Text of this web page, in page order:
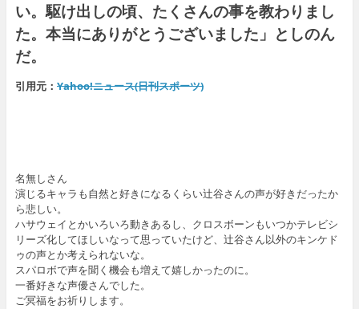
い。駆け出しの頃、たくさんの事を教わりまし
た。本当にありがとうございました」としのん
だ。
引用元： Yahoo!ニュース(日刊スポーツ)
名無しさん
演じるキャラも自然と好きになるくらい辻谷さんの声が好きだったか
ら悲しい。
ハサウェイとかいろいろ動きあるし、クロスボーンもいつかテレビシ
リーズ化してほしいなって思っていたけど、辻谷さん以外のキンケド
ゥの声とか考えられないな。
スパロボで声を聞く機会も増えて嬉しかったのに。
一番好きな声優さんでした。
ご冥福をお祈りします。